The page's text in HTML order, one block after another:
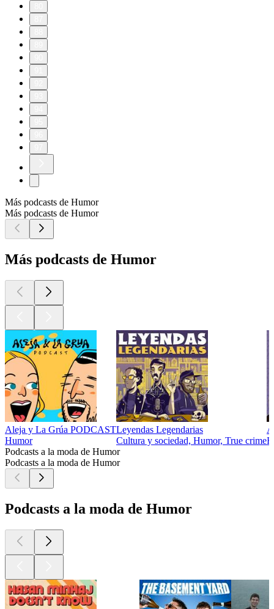
Más podcasts de Humor
Más podcasts de Humor
Más podcasts de Humor
Aleja y La Grúa PODCAST
Humor
Leyendas Legendarias
Cultura y sociedad, Humor, True crime
Podcasts a la moda de Humor
Podcasts a la moda de Humor
Podcasts a la moda de Humor